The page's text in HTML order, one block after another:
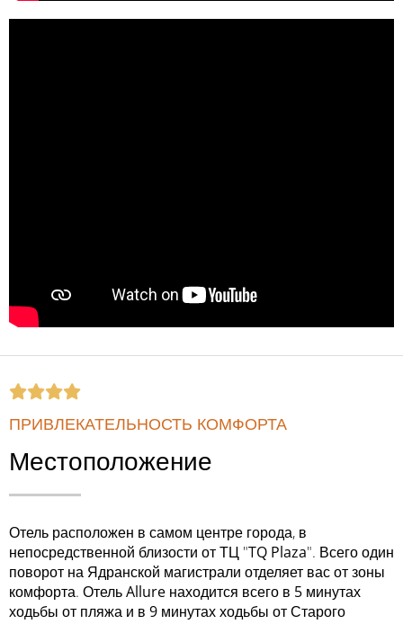
ПРИВЛЕКАТЕЛЬНОСТЬ КОМФОРТА
Местоположение
Отель расположен в самом центре города, в
непосредственной близости от ТЦ "TQ Plaza". Всего один
поворот на Ядранской магистрали отделяет вас от зоны
комфорта. ОтельAllure находится всего в 5 минутах
ходьбы от пляжа и в 9 минутах ходьбы от Старого